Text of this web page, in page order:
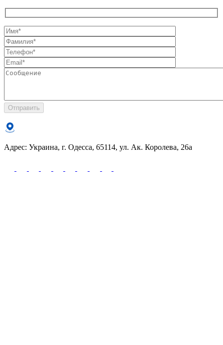
Отправить
Адрес: Украина, г. Одесса, 65114, ул. Ак. Королева, 26а